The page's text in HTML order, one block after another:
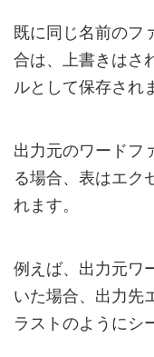
既に同じ名前のフ
合は、上書きはさ
ルとして保存され
出力元のワードフ
る場合、表はエク
れます。
例えば、出力元ワ
いた場合、出力先
ラストのようにシ